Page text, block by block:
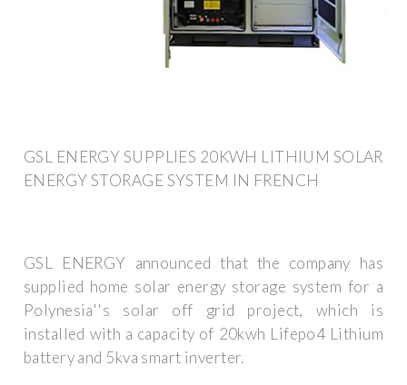
GSL ENERGY SUPPLIES 20KWH LITHIUM SOLAR
ENERGY STORAGE SYSTEM IN FRENCH
GSL ENERGY announced that the company has
supplied home solar energy storage system for a
Polynesia''s solar off grid project, which is
installed with a capacity of 20kwh Lifepo4 Lithium
battery and 5kva smart inverter.